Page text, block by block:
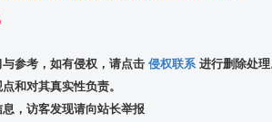
参考，如有侵权，请点击 侵权联系进行删除处理
和对其真实性负责。
，访客发现请向站长举报